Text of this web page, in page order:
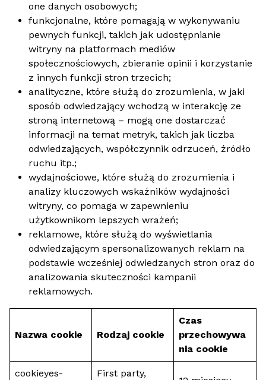
one danych osobowych;
funkcjonalne, które pomagają w wykonywaniu
pewnych funkcji, takich jak udostępnianie
witryny na platformach mediów
społecznościowych, zbieranie opinii i korzystanie
z innych funkcji stron trzecich;
analityczne, które służą do zrozumienia, w jaki
sposób odwiedzający wchodzą w interakcję ze
stroną internetową – mogą one dostarczać
informacji na temat metryk, takich jak liczba
odwiedzających, współczynnik odrzuceń, źródło
ruchu itp.;
wydajnościowe, które służą do zrozumienia i
analizy kluczowych wskaźników wydajności
witryny, co pomaga w zapewnieniu
użytkownikom lepszych wrażeń;
reklamowe, które służą do wyświetlania
odwiedzającym spersonalizowanych reklam na
podstawie wcześniej odwiedzanych stron oraz do
analizowania skuteczności kampanii
reklamowych.
Nazwa cookie Rodzaj cookie
Czas
przechowywa
nia cookie
cookieyes-
First party,